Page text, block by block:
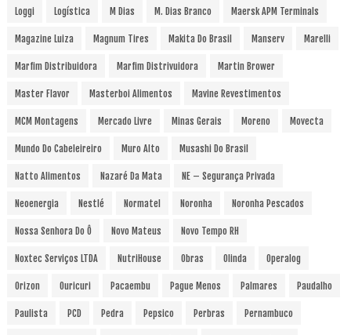
Loggi Logística M Dias M. Dias Branco Maersk APM Terminals
Magazine Luiza Magnum Tires Makita Do Brasil Manserv Marelli
Marfim Distribuidora Marfim Distrivuidora Martin Brower
Master Flavor Masterboi Alimentos Mavine Revestimentos
MCM Montagens Mercado Livre Minas Gerais Moreno Movecta
Mundo Do Cabeleireiro Muro Alto Musashi Do Brasil
Natto Alimentos Nazaré Da Mata NE – Segurança Privada
Neoenergia Nestlé Normatel Noronha Noronha Pescados
Nossa Senhora Do Ô Novo Mateus Novo Tempo RH
Noxtec Serviços LTDA NutriHouse Obras Olinda Operalog
Orizon Ouricuri Pacaembu Pague Menos Palmares Paudalho
Paulista PCD Pedra Pepsico Perbras Pernambuco